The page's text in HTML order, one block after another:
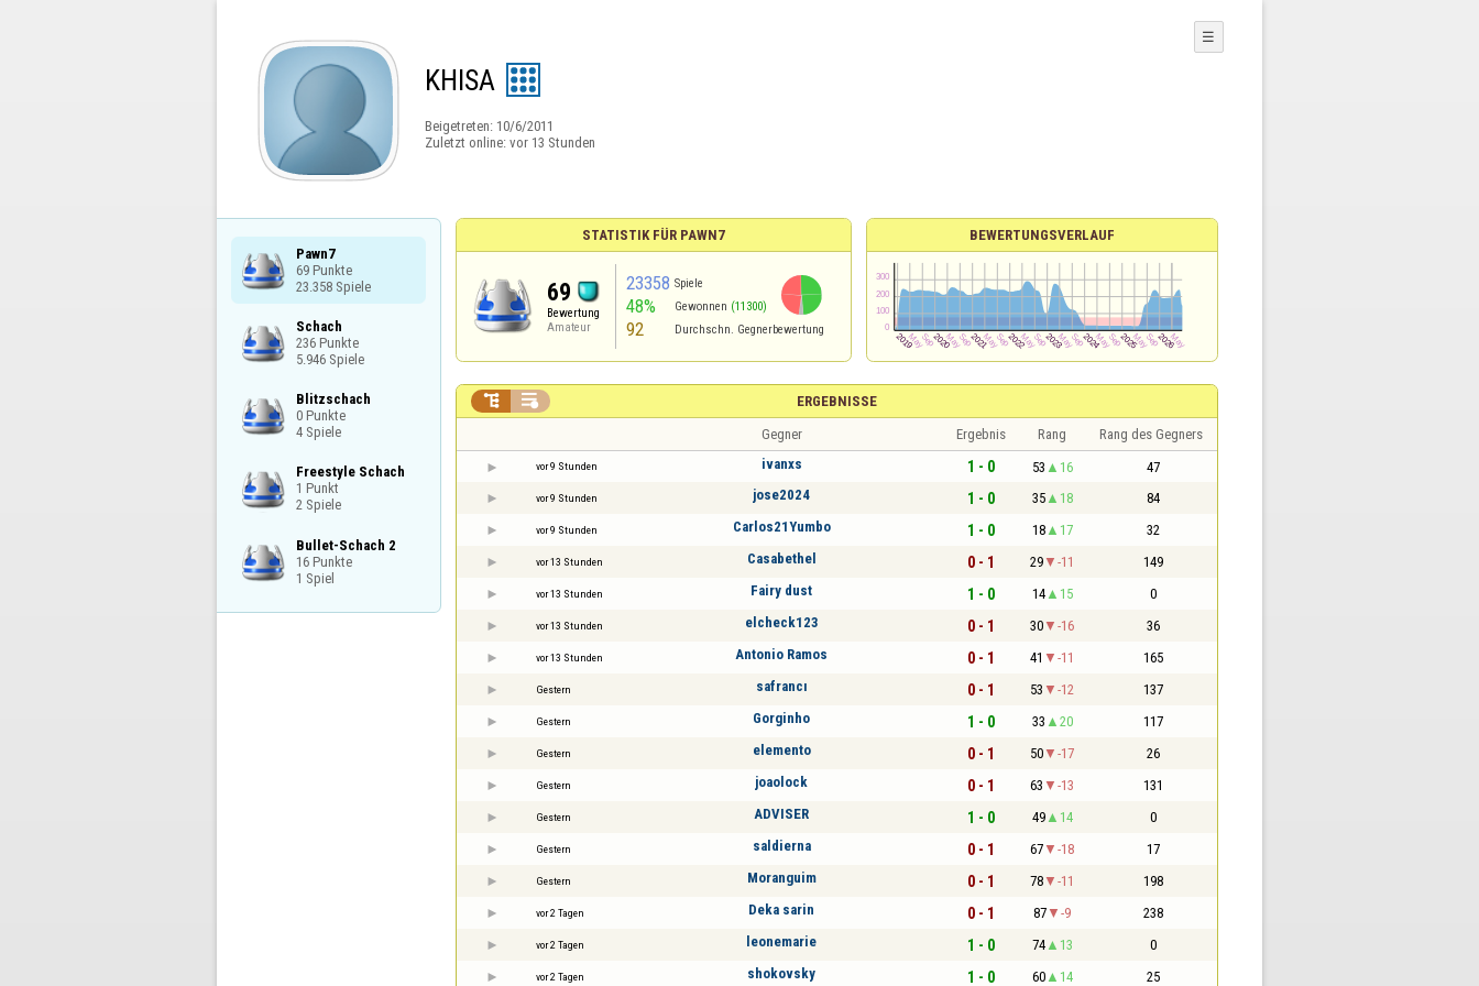
KHISA
Beigetreten: 10/6/2011
Zuletzt online: vor 13 Stunden
☰
Pawn7
69 Punkte
23.358 Spiele
Schach
236 Punkte
5.946 Spiele
Blitzschach
0 Punkte
4 Spiele
Freestyle Schach
1 Punkt
2 Spiele
Bullet-Schach 2
16 Punkte
1 Spiel
STATISTIK FÜR PAWN7
69
Bewertung
Amateur
23358 Spiele
48% Gewonnen (11300)
92 Durchschn. Gegnerbewertung
BEWERTUNGSVERLAUF
ERGEBNISSE
 
Gegner Ergebnis Rang Rang des Gegners
vor 9 Stunden ivanxs 1 - 0 53 16 47
vor 9 Stunden jose2024 1 - 0 35 18 84
vor 9 Stunden Carlos21Yumbo 1 - 0 18 17 32
vor 13 Stunden Casabethel 0 - 1 29 -11 149
vor 13 Stunden Fairy dust 1 - 0 14 15 0
vor 13 Stunden elcheck123 0 - 1 30 -16 36
vor 13 Stunden Antonio Ramos 0 - 1 41 -11 165
Gestern safrancı 0 - 1 53 -12 137
Gestern Gorginho 1 - 0 33 20 117
Gestern elemento 0 - 1 50 -17 26
Gestern joaolock 0 - 1 63 -13 131
Gestern ADVISER 1 - 0 49 14 0
Gestern saldierna 0 - 1 67 -18 17
Gestern Moranguim 0 - 1 78 -11 198
vor 2 Tagen Deka sarin 0 - 1 87 -9 238
vor 2 Tagen leonemarie 1 - 0 74 13 0
vor 2 Tagen shokovsky 1 - 0 60 14 25